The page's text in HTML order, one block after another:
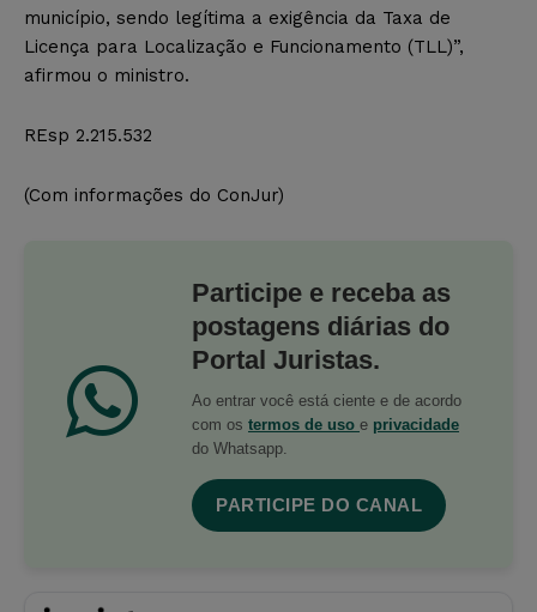
município, sendo legítima a exigência da Taxa de
Licença para Localização e Funcionamento (TLL)”,
afirmou o ministro.
REsp 2.215.532
(Com informações do ConJur)
Participe e receba as
postagens diárias do
Portal Juristas.
Ao entrar você está ciente e de acordo
com os termos de uso e privacidade
do Whatsapp.
PARTICIPE DO CANAL